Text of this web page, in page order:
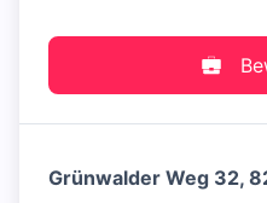
Grünwalder Weg 32,